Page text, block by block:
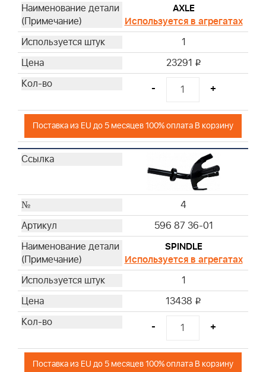
AXLE
Используется в агрегатах
1
23291 i
- +
Поставка из EU до 5 месяцев 100% оплата В корзину
4
596 87 36-01
SPINDLE
Используется в агрегатах
1
13438 i
- +
Поставка из EU до 5 месяцев 100% оплата В корзину